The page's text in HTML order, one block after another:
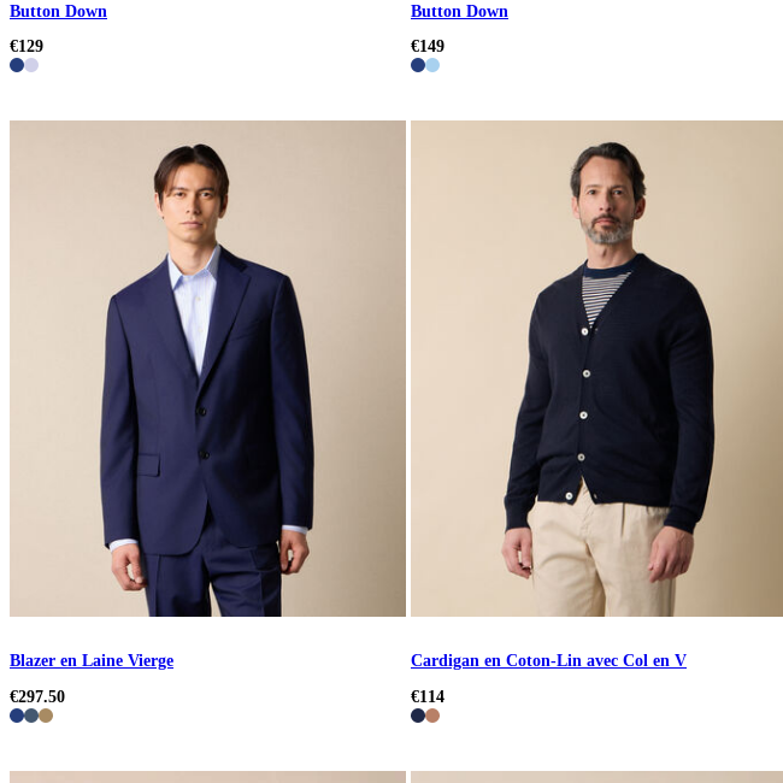
Button Down
€129
Button Down
€149
Blazer en Laine Vierge
€297.50
Cardigan en Coton-Lin avec Col en V
€114